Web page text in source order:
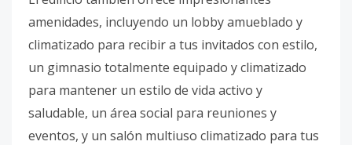
amenidades, incluyendo un lobby amueblado y
climatizado para recibir a tus invitados con estilo,
un gimnasio totalmente equipado y climatizado
para mantener un estilo de vida activo y
saludable, un área social para reuniones y
eventos, y un salón multiuso climatizado para tus